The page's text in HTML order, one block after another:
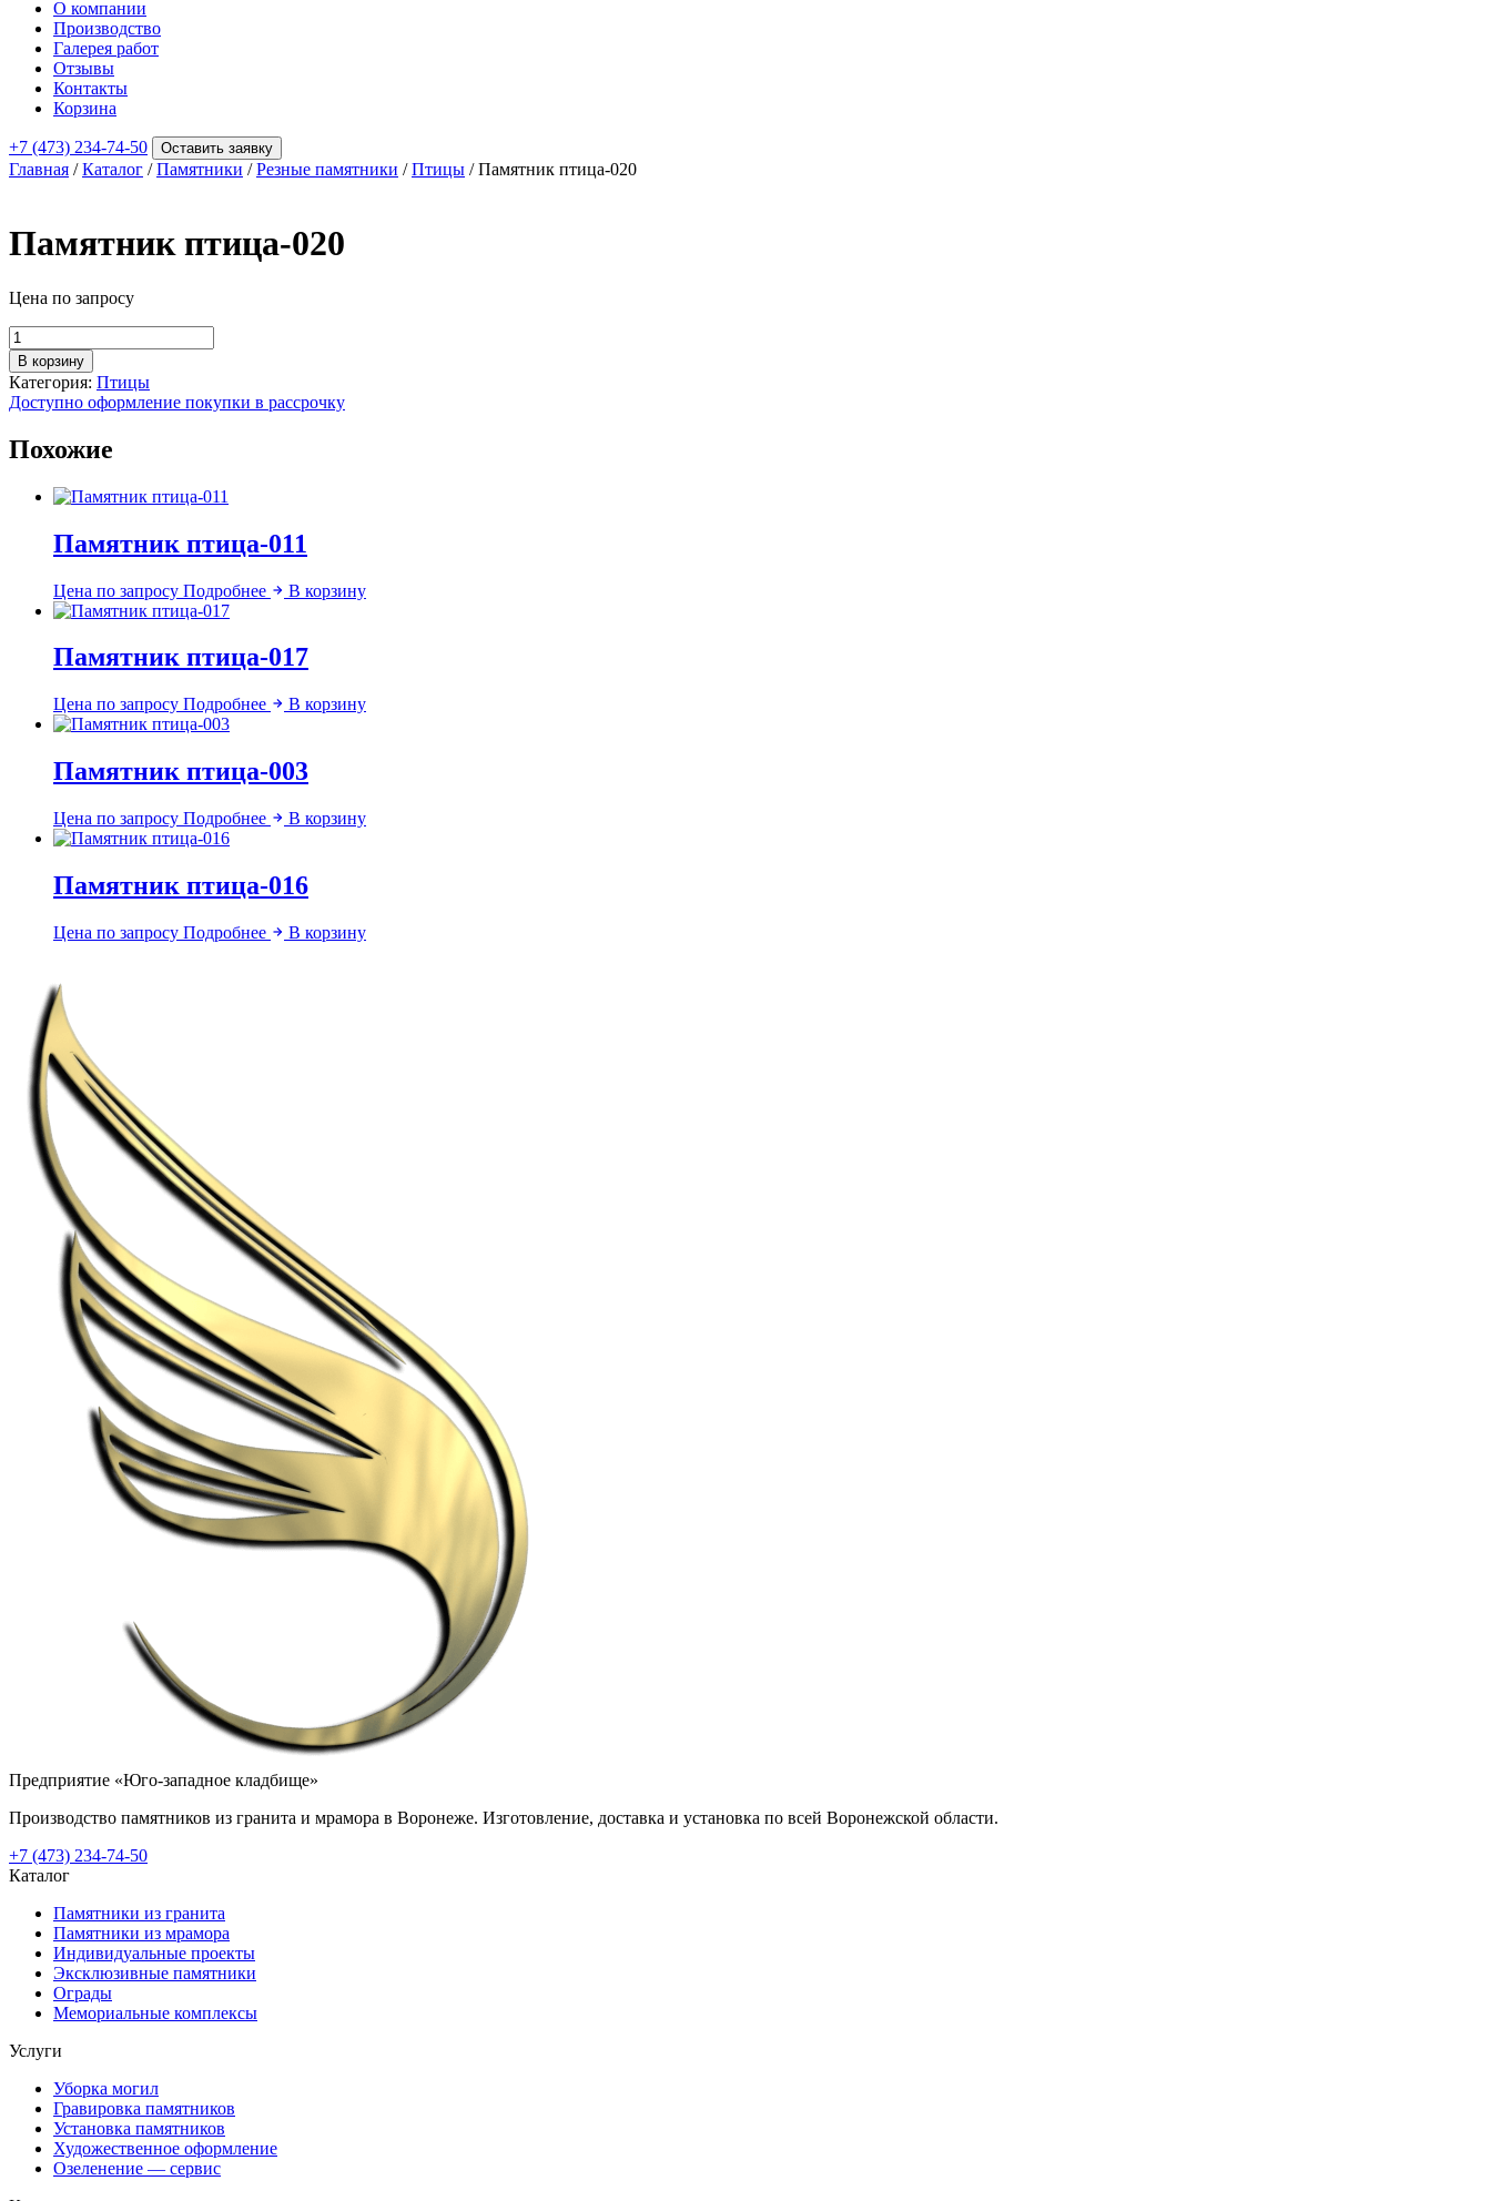
О компании
Производство
Галерея работ
Отзывы
Контакты
Корзина
+7 (473) 234-74-50 Оставить заявку
Главная /Каталог /Памятники /Резные памятники /Птицы / Памятник птица-020
Памятник птица-020
Цена по запросу
Количество
товара
Памятник
птица-020
В корзину
Категория: Птицы
Доступно оформление покупки в рассрочку
Похожие
Памятник птица-011
Цена по запросу Подробнее В корзину
Памятник птица-017
Цена по запросу Подробнее В корзину
Памятник птица-003
Цена по запросу Подробнее В корзину
Памятник птица-016
Цена по запросу Подробнее В корзину
Предприятие «Юго-западное кладбище»
Производство памятников из гранита и мрамора в Воронеже. Изготовление, доставка и установка по всей Воронежской области.
+7 (473) 234-74-50
Каталог
Памятники из гранита
Памятники из мрамора
Индивидуальные проекты
Эксклюзивные памятники
Ограды
Мемориальные комплексы
Услуги
Уборка могил
Гравировка памятников
Установка памятников
Художественное оформление
Озеленение — сервис